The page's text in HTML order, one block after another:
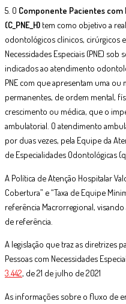
5. O Componente Pacientes com
(C_PNE_H) tem como objetivo a
odontológicos clínicos, cirúrgicos
Necessidades Especiais (PNE) sob
indicados ao atendimento
PNE com que apresentam uma
permanentes, de ordem mental,
crescimento ou médica, que o
ambulatorial. O atendimento
por duas vezes, pela Equipe da
de Especialidades Odontológicas
A Política de Atenção Hospitalar
Cobertura” e “Taxa de Equipe
referência Macrorregional,
de referência.
A legislação que traz as diretrizes
Pessoas com Necessidades
3.442, de 21 de julho de 2021
As informações sobre o fluxo de